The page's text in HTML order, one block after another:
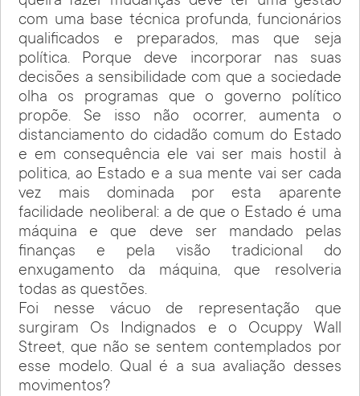
com uma base técnica profunda, funcionários
qualificados e preparados, mas que seja
política. Porque deve incorporar nas suas
decisões a sensibilidade com que a sociedade
olha os programas que o governo político
propõe. Se isso não ocorrer, aumenta o
distanciamento do cidadão comum do Estado
e em consequência ele vai ser mais hostil à
politica, ao Estado e a sua mente vai ser cada
vez mais dominada por esta aparente
facilidade neoliberal: a de que o Estado é uma
máquina e que deve ser mandado pelas
finanças e pela visão tradicional do
enxugamento da máquina, que resolveria
todas as questões.
Foi nesse vácuo de representação que
surgiram Os Indignados e o Ocuppy Wall
Street, que não se sentem contemplados por
esse modelo. Qual é a sua avaliação desses
movimentos?